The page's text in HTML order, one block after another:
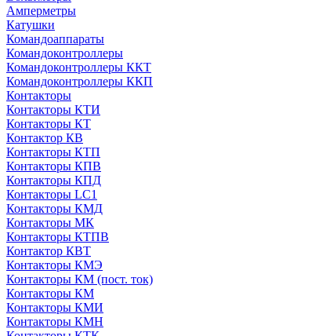
Амперметры
Катушки
Командоаппараты
Командоконтроллеры
Командоконтроллеры ККТ
Командоконтроллеры ККП
Контакторы
Контакторы КТИ
Контакторы КТ
Контактор КВ
Контакторы КТП
Контакторы КПВ
Контакторы КПД
Контакторы LC1
Контакторы КМД
Контакторы МК
Контакторы КТПВ
Контактор КВТ
Контакторы КМЭ
Контакторы КМ (пост. ток)
Контакторы КМ
Контакторы КМИ
Контакторы КМН